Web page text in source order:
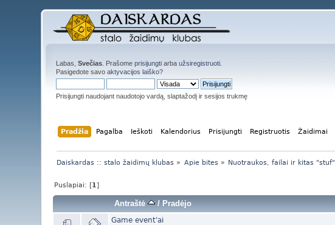
Labas,Svečias . Prašomeprisijungti arbaužsiregistruoti
Pasigedote savoaktyvacijos laiško?
Prisijungti naudojant naudotojo vardą, slaptažodį ir sesijos trukmę
Pradžia Pagalba Ieškoti Kalendorius Prisijungti Registruotis Žaidimai
Daiskardas :: stalo žaidimų klubas » Apie bites» Nuotraukos, failai ir kitas "stuf"
Puslapiai: [1 ]
Antraštė /Pradėjo
Game event'ai